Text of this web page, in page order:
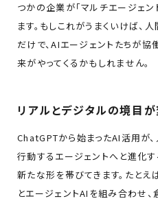
つかの企業が「マルチエージェン
ます。もしこれがうまくいけば、
だけで、AIエージェントたちが
来がやってくるかもしれません。
リアルとデジタルの境目
ChatGPTから始まったAI活用が
行動するエージェントへと進化す
新たな形を帯びてきます。たとえ
とエージェントAIを組み合わせ